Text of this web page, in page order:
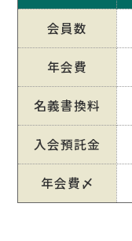
会員数
年会費
名義書換料
入会預託金
年会費〆